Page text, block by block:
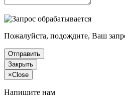
Пожалуйста, подождите, Ваш
Отправить
Закрыть
×Close
Напишите нам